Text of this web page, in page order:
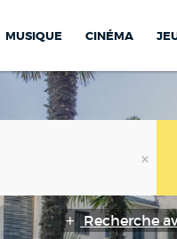
MUSIQUE CINÉMA
Recherche